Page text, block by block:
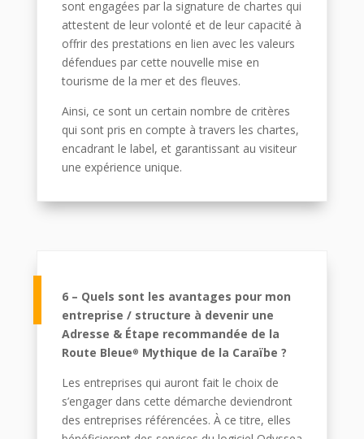
sont engagées par la signature de chartes qui
attestent de leur volonté et de leur capacité à
offrir des prestations en lien avec les valeurs
défendues par cette nouvelle mise en
tourisme de la mer et des fleuves.
Ainsi, ce sont un certain nombre de critères
qui sont pris en compte à travers les chartes,
encadrant le label, et garantissant au visiteur
une expérience unique.
6 – Quels sont les avantages pour mon
entreprise / structure à devenir une
Adresse & Étape recommandée de la
Route Bleue® Mythique de la Caraïbe ?
Les entreprises qui auront fait le choix de
s’engager dans cette démarche deviendront
des entreprises référencées. À ce titre, elles